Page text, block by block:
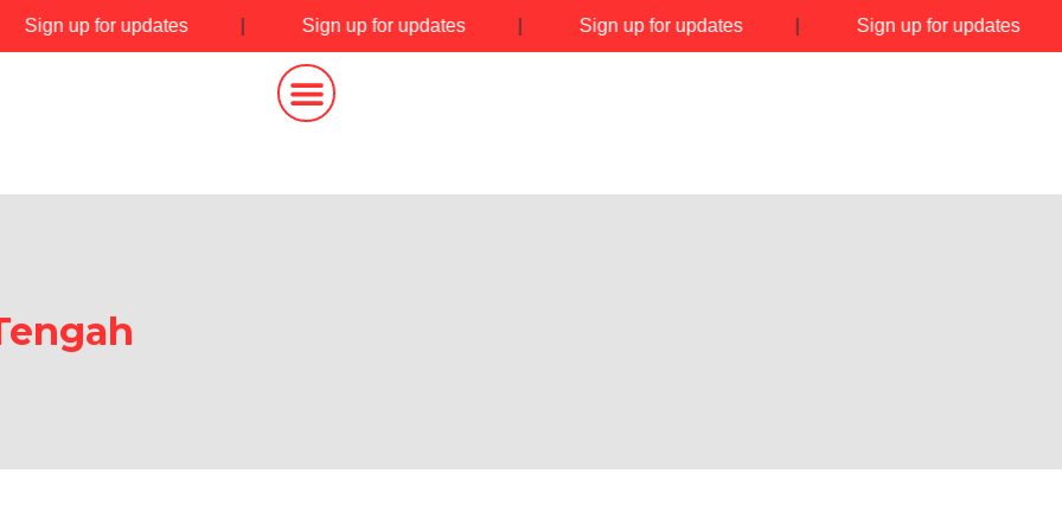
Sign up for updates| Sign up for updates| Sign up for updates| Sign up for updates